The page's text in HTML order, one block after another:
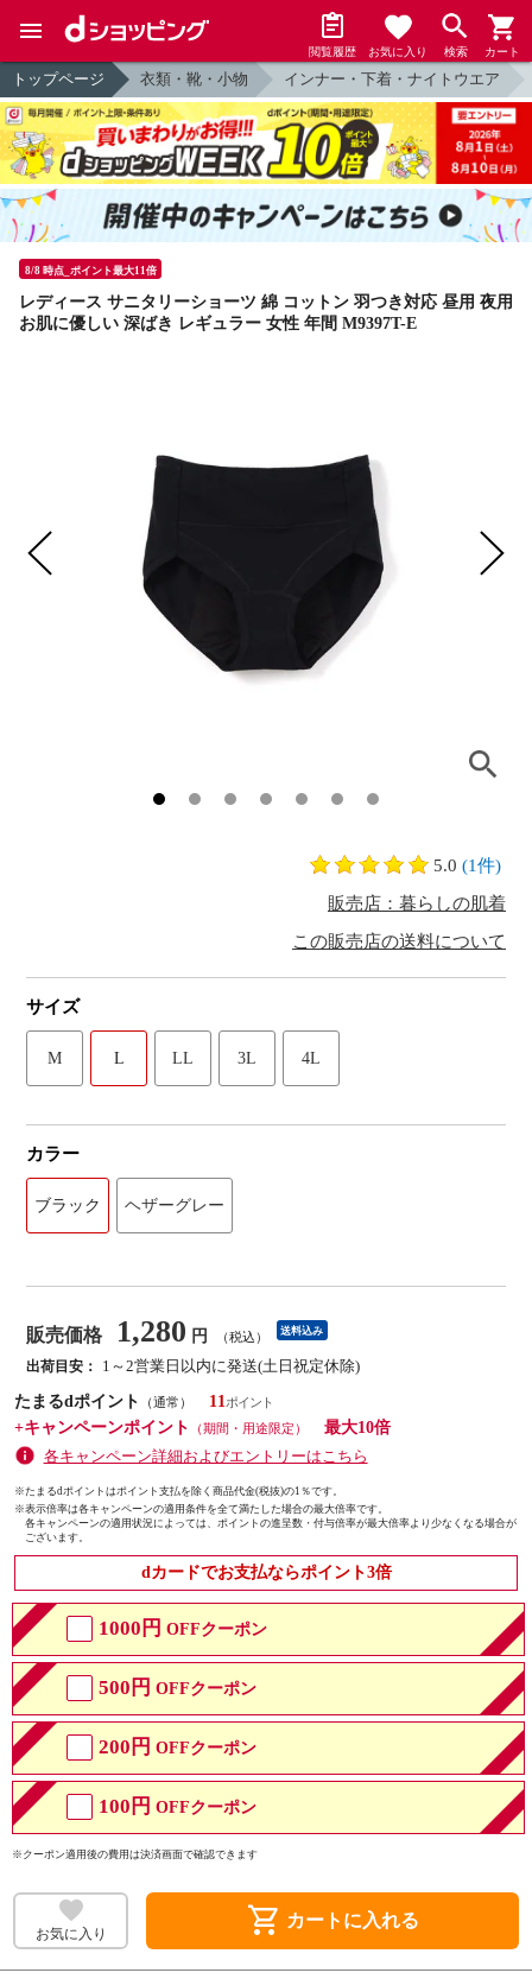
閲覧履歴 お気に入り 検索 カート
トップページ 衣類・靴・小物 インナー・下着・ナイトウエア
8/8 時点_ポイント最大11倍
レディース サニタリーショーツ 綿 コットン 羽つき対応 昼用 夜用
お肌に優しい 深ばき レギュラー 女性 年間 M9397T-E
5.0 (1件)
販売店：暮らしの肌着
この販売店の送料について
サイズ
M L LL 3L 4L
カラー
ブラック ヘザーグレー
販売価格 1,280 円 （税込） 送料込み
出荷目安：
1～2営業日以内に発送(土日祝定休除)
たまるdポイント
（通常）
11
+キャンペーンポイント
（期間・用途限定）
最大10倍
各キャンペーン詳細およびエントリーはこちら
※たまるdポイントはポイント支払を除く商品代金(税抜)の1％です。
※表示倍率は各キャンペーンの適用条件を全て満たした場合の最大倍率です。
各キャンペーンの適用状況によっては、ポイントの進呈数・付与倍率が最大倍率より少なくなる場合が
ございます。
dカードでお支払ならポイント3倍
1000円 OFFクーポン
500円 OFFクーポン
200円 OFFクーポン
100円 OFFクーポン
※クーポン適用後の費用は決済画面で確認できます
お気に入り shopping_cart カートに入れる